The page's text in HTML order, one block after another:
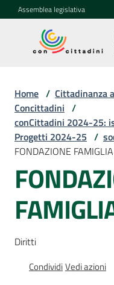
Vai al contenuto
Vai alla navigazione
Vai al footer
Assemblea legislativa
attiva
Concittadini
Menu selezionato
Porte
aperte
in
Assemblea
itineranti
Home / Cittadinanza
Concittadini /
conCittadini 2024-25:
Progetti 2024-25 /
FONDAZIONE
Diritti
CondividiVedi azioni